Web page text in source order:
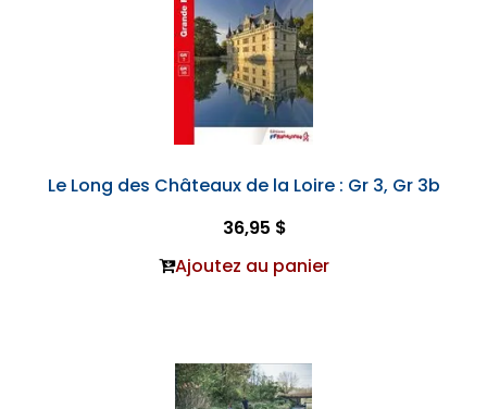
Le Long des Châteaux de la Loire : Gr 3, Gr 3b
36,95 $
Ajoutez au panier